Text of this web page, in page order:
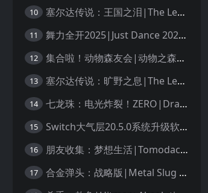
10 塞尔达传说：王国之泪|The Legend of Zelda: Tears of the Kingdom中文
11 舞力全开2025|Just Dance 2025中文
12 集合啦！动物森友会|动物之森|Animal Crossing: New Horizons中文
13 塞尔达传说：旷野之息|The Legend of Zelda: Breath of the Wild中文
14 七龙珠：电光炸裂！ZERO|Dragon Ball: Sparking! Zero中文
15 Switch大气层20.5.0系统升级软硬破通用教程
16 朋友收集：梦想生活|Tomodachi Life: Living the Dream中文
17 合金弹头：战略版|Metal Slug Tactics中文